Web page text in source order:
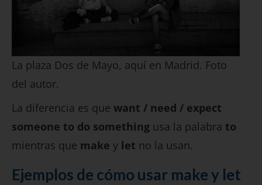
La plaza Dos de Mayo, aquí en Madrid. Foto
del autor.
La diferencia es que want / need / expect
someone to do something usa la palabra to
mientras que make y let no la usan.
Ejemplos de cómo usar make y let